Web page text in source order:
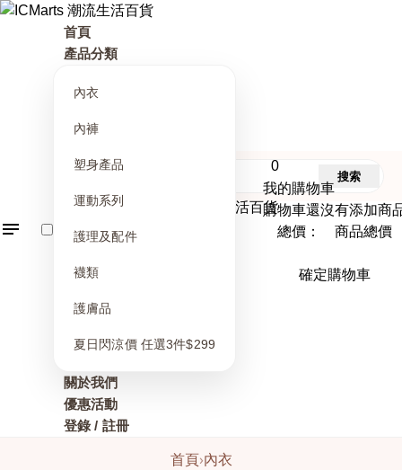
首頁
產品分類
內衣
內褲
塑身產品
運動系列
護理及配件
襪類
護膚品
夏日閃涼價 任選3件$299
關於我們
優惠活動
登錄 / 註冊
0
我的購物車
購物車還沒有添加商
總價： 商品總價
確定購物車
搜索
首頁›內衣